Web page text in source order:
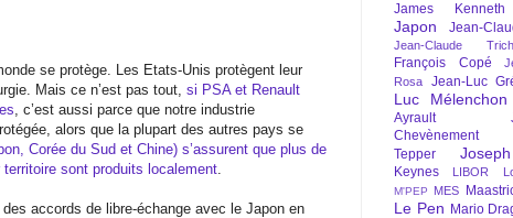
se protège. Les Etats-Unis protègent leur
Mais ce n’est pas tout, si PSA et Renault
, c’est aussi parce que notre industrie
alors que la plupart des autres pays se
Corée du Sud et Chine) s’assurent que plus de
sont produits localement
accords de libre-échange avec le Japon en
James Kenneth
Japon Jean-
Jean-Claude
François Copé
Rosa
Jean-Luc
Luc Mélenchon
Ayrault
Chevènement
Tepper
Keynes LIBOR
M'PEP MES
Le Pen Mario